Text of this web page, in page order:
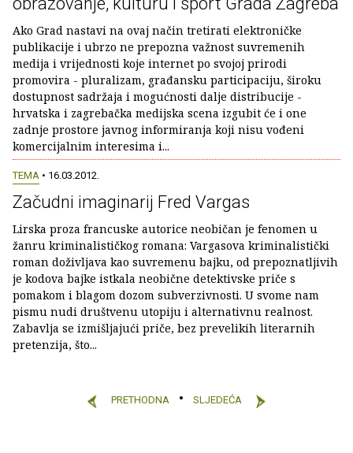
Ako Grad nastavi na ovaj način tretirati elektroničke
publikacije i ubrzo ne prepozna važnost suvremenih
medija i vrijednosti koje internet po svojoj prirodi
promovira - pluralizam, građansku participaciju, široku
dostupnost sadržaja i mogućnosti dalje distribucije -
hrvatska i zagrebačka medijska scena izgubit će i one
zadnje prostore javnog informiranja koji nisu vođeni
komercijalnim interesima i...
TEMA • 16.03.2012.
Začudni imaginarij Fred Vargas
Lirska proza francuske autorice neobičan je fenomen u
žanru kriminalističkog romana: Vargasova kriminalistički
roman doživljava kao suvremenu bajku, od prepoznatljivih
je kodova bajke istkala neobične detektivske priče s
pomakom i blagom dozom subverzivnosti. U svome nam
pismu nudi društvenu utopiju i alternativnu realnost.
Zabavlja se izmišljajući priče, bez prevelikih literarnih
pretenzija, što...
PRETHODNA SLJEDEĆA